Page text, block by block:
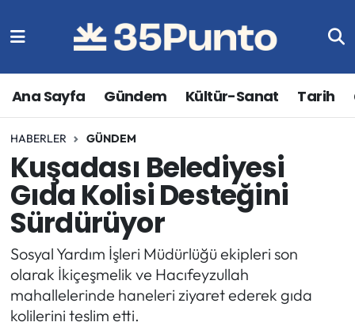
Ana Sayfa Gündem Kültür-Sanat Tarih
HABERLER GÜNDEM
Kuşadası Belediyesi
Gıda Kolisi Desteğini
Sürdürüyor
Sosyal Yardım İşleri Müdürlüğü ekipleri son
olarak İkiçeşmelik ve Hacıfeyzullah
mahallelerinde haneleri ziyaret ederek gıda
kolilerini teslim etti.